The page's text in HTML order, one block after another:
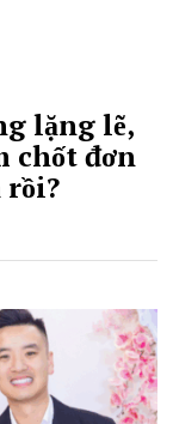
lặng lẽ,
chốt đơn
rồi?